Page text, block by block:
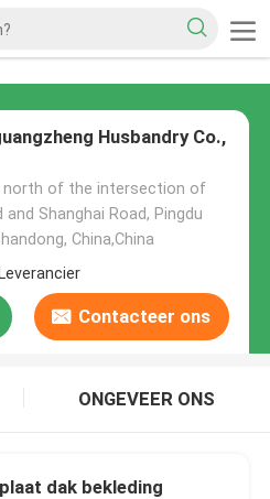
Husbandry Co.,
north of the intersection of
and Shanghai Road, Pingdu
China,China
Contacteer ons
ONGEVEER ONS
dak bekleding